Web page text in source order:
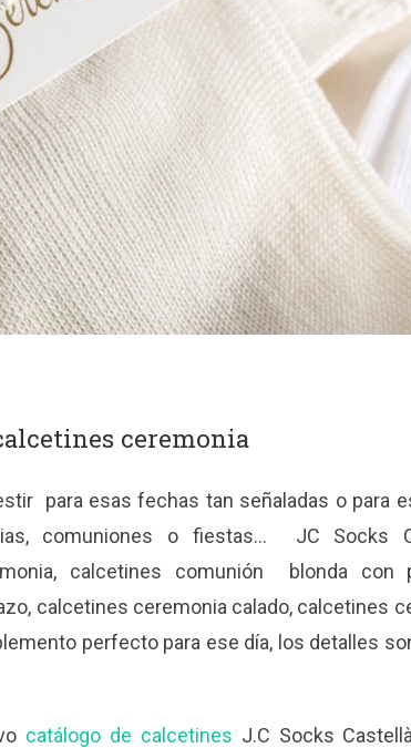
ceremonia
para esas fechas tan señaladas o para
comuniones o fiestas… JC Socks
calcetines comunión blonda con
calcetines ceremonia calado, calcetines
perfecto para ese día, los detalles
catálogo de calcetines J.C Socks